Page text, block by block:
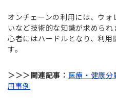
オンチェーンの利用には、ウ
いなど技術的な知識が求めら
心者にはハードルとなり、利
す。
＞＞＞関連記事： 医療・健康
用事例